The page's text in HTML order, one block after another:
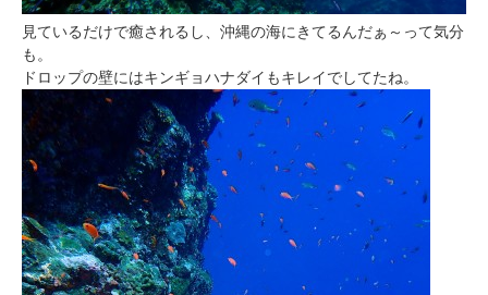
見ているだけで癒されるし、沖縄の海にきてるんだぁ～って気分
も。
ドロップの壁にはキンギョハナダイもキレイでしてたね。